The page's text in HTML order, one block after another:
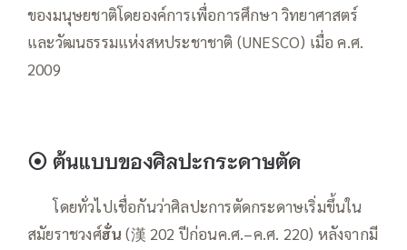
ของมนุษยชาติโดยองค์การเพื่อการศึกษา วิทยาศาสตร์
และวัฒนธรรมแห่งสหประชาชาติ (UNESCO) เมื่อ ค.ศ.
2009
⦿ ต้นแบบของศิลปะกระดาษตัด
——โดยทั่วไปเชื่อกันว่าศิลปะการตัดกระดาษเริ่มขึ้นใน
สมัยราชวงศ์ฮั่น (漢 202 ปีก่อนค.ศ.–ค.ศ. 220) หลังจากมี